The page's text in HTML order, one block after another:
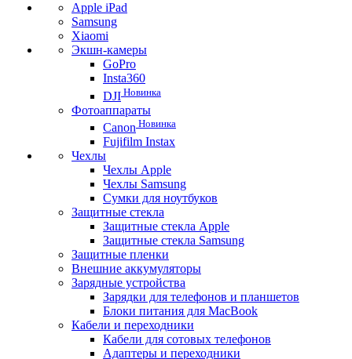
Apple iPad
Samsung
Xiaomi
Экшн-камеры
GoPro
Insta360
DJI Новинка
Фотоаппараты
Canon Новинка
Fujifilm Instax
Чехлы
Чехлы Apple
Чехлы Samsung
Сумки для ноутбуков
Защитные стекла
Защитные стекла Apple
Защитные стекла Samsung
Защитные пленки
Внешние аккумуляторы
Зарядные устройства
Зарядки для телефонов и планшетов
Блоки питания для MacBook
Кабели и переходники
Кабели для сотовых телефонов
Адаптеры и переходники